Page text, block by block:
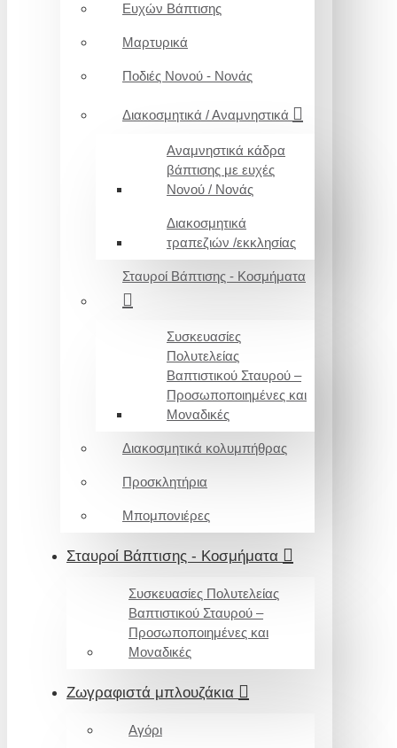
Ευχών Βάπτισης
Μαρτυρικά
Ποδιές Νονού - Νονάς
Διακοσμητικά / Αναμνηστικά
Αναμνηστικά κάδρα
βάπτισης με ευχές
Νονού / Νονάς
Διακοσμητικά
τραπεζιών /εκκλησίας
Σταυροί Βάπτισης - Κοσμήματα
Συσκευασίες
Πολυτελείας
Βαπτιστικού Σταυρού –
Προσωποποιημένες και
Μοναδικές
Διακοσμητικά κολυμπήθρας
Προσκλητήρια
Μπομπονιέρες
Σταυροί Βάπτισης - Κοσμήματα
Συσκευασίες Πολυτελείας
Βαπτιστικού Σταυρού –
Προσωποποιημένες και
Μοναδικές
Ζωγραφιστά μπλουζάκια
Αγόρι